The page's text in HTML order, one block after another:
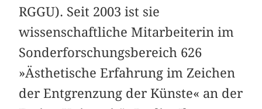
RGGU). Seit 2003 ist sie
wissenschaftliche Mitarbeiterin im
Sonderforschungsbereich 626
»Ästhetische Erfahrung im Zeichen
der Entgrenzung der Künste« an der